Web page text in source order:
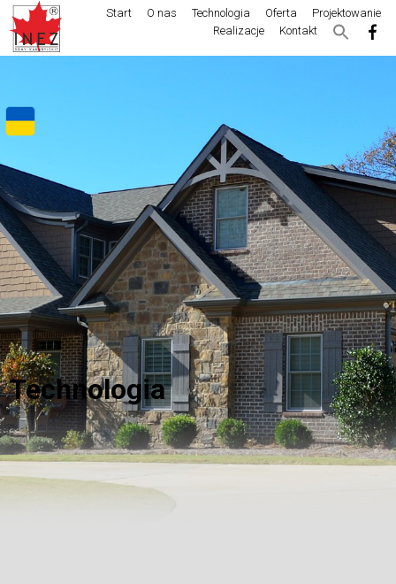
Start O nas Technologia Oferta
Projektowanie
Realizacje
Kontakt
Technologia